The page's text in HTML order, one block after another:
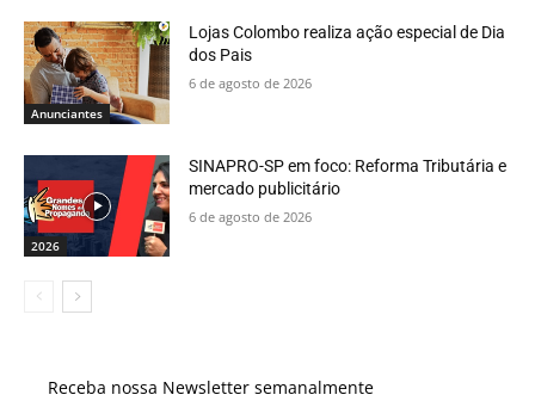
Anunciantes
Lojas Colombo realiza ação especial de Dia
dos Pais
6 de agosto de 2026
2026
SINAPRO-SP em foco: Reforma Tributária e
mercado publicitário
6 de agosto de 2026
Receba nossa Newsletter semanalmente